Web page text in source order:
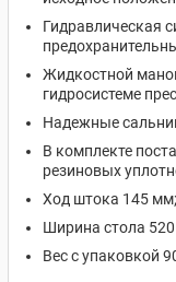
Гидравлическая
Жидкостной
гидросистеме
Надежные
В комплекте
резиновых
Ход штока 145 мм;
Ширина стола
Вес с упаковкой